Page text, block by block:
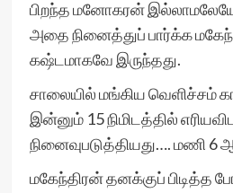
பிறந்த மனோகரன் இல்லாமலேயே
அதை நினைத்துப் பார்க்க
கஷ்டமாகவே இருந்தது.
சாலையில் மங்கிய வெளிச்சம்
இன்னும் 15 நிமிடத்தில்
நினைவுபடுத்தியது…. மணி 6
மகேந்திரன் தனக்குப் பிடித்த